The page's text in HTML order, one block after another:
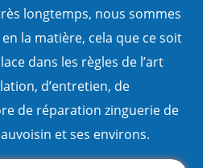
longtemps, nous sommes
la matière, cela que ce soit
dans les règles de l’art
d’entretien, de
de réparation zinguerie de
et ses environs.